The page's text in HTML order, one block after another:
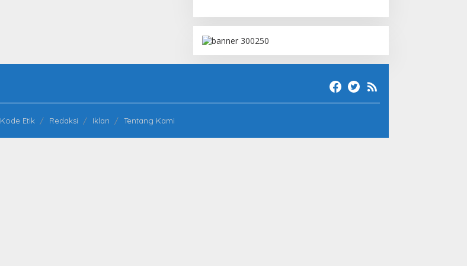
Kode Etik Redaksi Iklan Tentang Kami